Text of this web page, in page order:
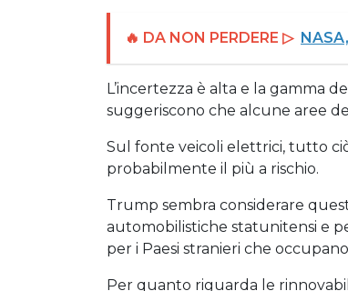
🔥 DA NON PERDERE ▷
L’incertezza è alta e la gamma
suggeriscono che alcune aree
Sul fonte veicoli elettrici, tutto
probabilmente il più a rischio.
Trump sembra considerare
automobilistiche statunitensi e
per i Paesi stranieri che
Per quanto riguarda le